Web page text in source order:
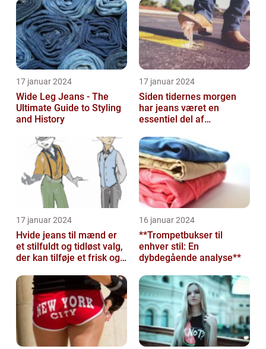
17 januar 2024
Wide Leg Jeans - The
Ultimate Guide to Styling
and History
17 januar 2024
Siden tidernes morgen
har jeans været en
essentiel del af
mange mennesker
17 januar 2024
Hvide jeans til mænd er
et stilfuldt og tidløst valg,
der kan tilføje et frisk og
16 januar 2024
**Trompetbukser til
enhver stil: En
dybdegående analyse**